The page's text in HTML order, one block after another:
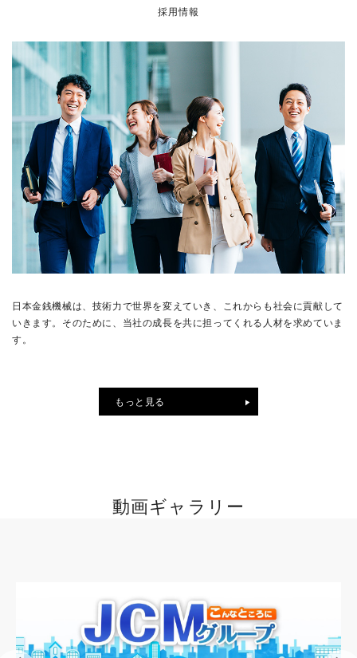
採用情報
日本金銭機械は、技術力で世界を変えていき、これからも社会に貢献して
いきます。そのために、当社の成長を共に担ってくれる人材を求めていま
す。
もっと見る
動画ギャラリー